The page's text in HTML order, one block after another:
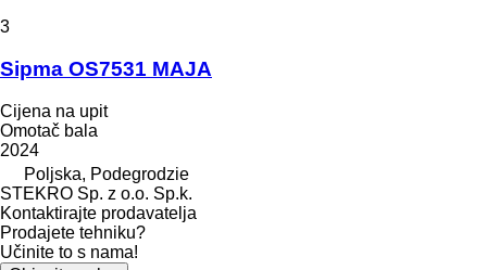
3
Sipma OS7531 MAJA
Cijena na upit
Omotač bala
2024
Poljska, Podegrodzie
STEKRO Sp. z o.o. Sp.k.
Kontaktirajte prodavatelja
Prodajete tehniku?
Učinite to s nama!